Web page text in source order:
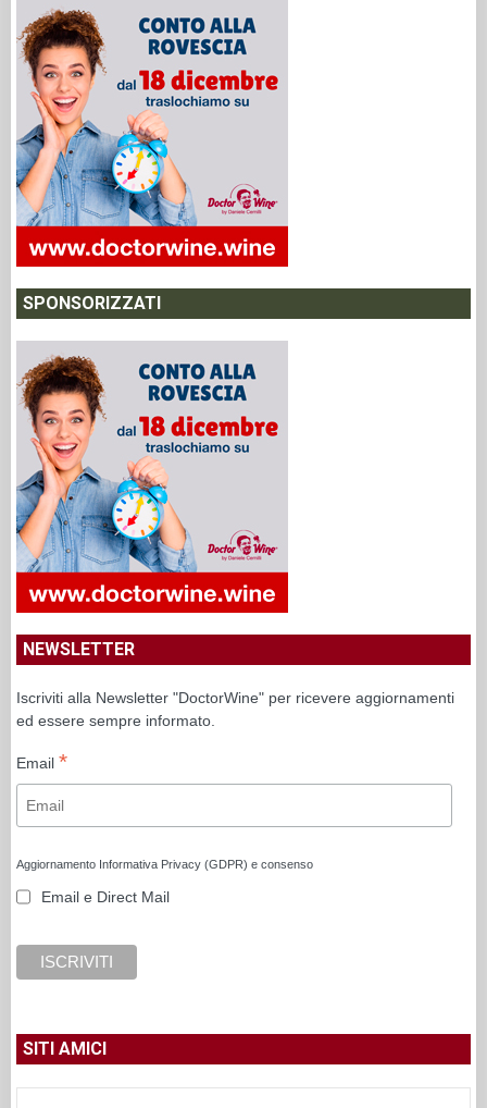
SPONSORIZZATI
NEWSLETTER
Iscriviti alla Newsletter "DoctorWine" per ricevere aggiornamenti
ed essere sempre informato.
Email *
Aggiornamento Informativa Privacy (GDPR) e consenso
Email e Direct Mail
SITI AMICI